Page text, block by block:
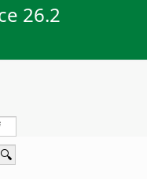
26.2